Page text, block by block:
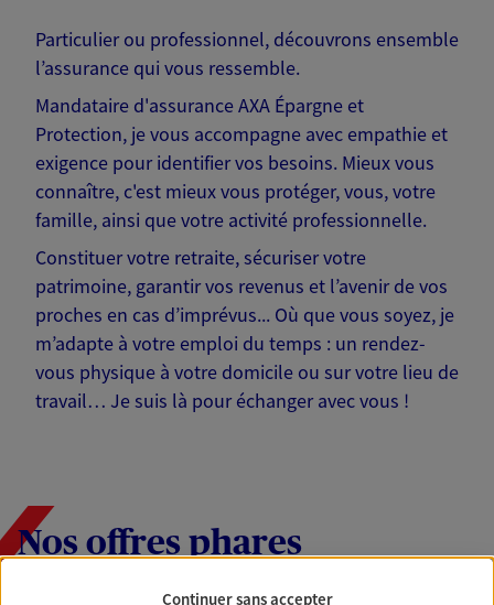
Particulier ou professionnel, découvrons ensemble
l’assurance qui vous ressemble.
Mandataire d'assurance AXA Épargne et
Protection, je vous accompagne avec empathie et
exigence pour identifier vos besoins. Mieux vous
connaître, c'est mieux vous protéger, vous, votre
famille, ainsi que votre activité professionnelle.
Constituer votre retraite, sécuriser votre
patrimoine, garantir vos revenus et l’avenir de vos
proches en cas d’imprévus... Où que vous soyez, je
m’adapte à votre emploi du temps : un rendez-
vous physique à votre domicile ou sur votre lieu de
travail… Je suis là pour échanger avec vous !
Nos offres phares
Continuer sans accepter